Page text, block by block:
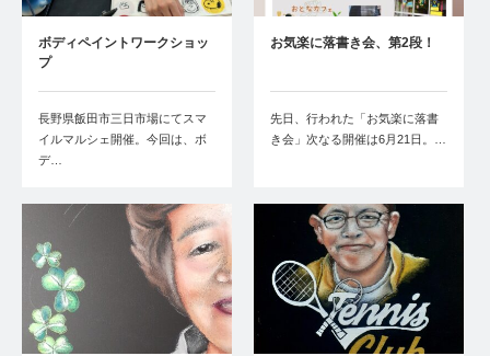
ボディペイントワークショッ
プ
長野県飯田市三日市場にてスマ
イルマルシェ開催。今回は、ボ
デ…
お気楽に落書き会、第2段！
先日、行われた「お気楽に落書
き会」次なる開催は6月21日。…